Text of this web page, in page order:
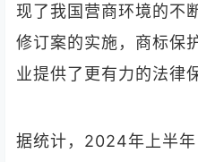
现了我国营商环境的不
修订案的实施，商标保
业提供了更有力的法律
据统计，2024年上半